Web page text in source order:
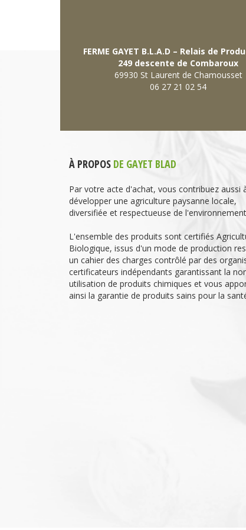
FERME GAYET B.L.A.D – Relais de
249 descente de Combaroux
69930 St Laurent de Chamousset
06 27 21 02 54
À PROPOS DE GAYET BLAD
Par votre acte d'achat, vous contribuez aussi
développer une agriculture paysanne locale,
diversifiée et respectueuse de
L'ensemble des produits sont certifiés
Biologique, issus d'un mode de production
un cahier des charges contrôlé par des
certificateurs indépendants garantissant la
utilisation de produits chimiques et vous
ainsi la garantie de produits sains pour la